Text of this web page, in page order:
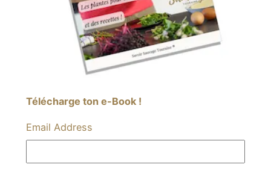
Télécharge ton e-Book !
Email Address